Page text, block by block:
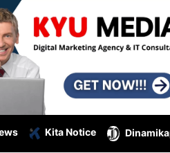
Kita Notice